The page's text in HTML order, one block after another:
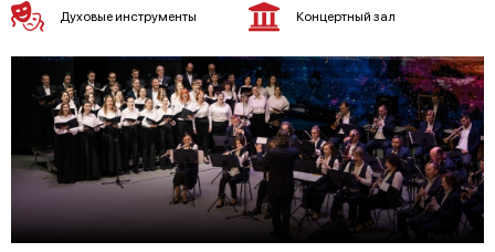
Духовые инструменты Концертный зал